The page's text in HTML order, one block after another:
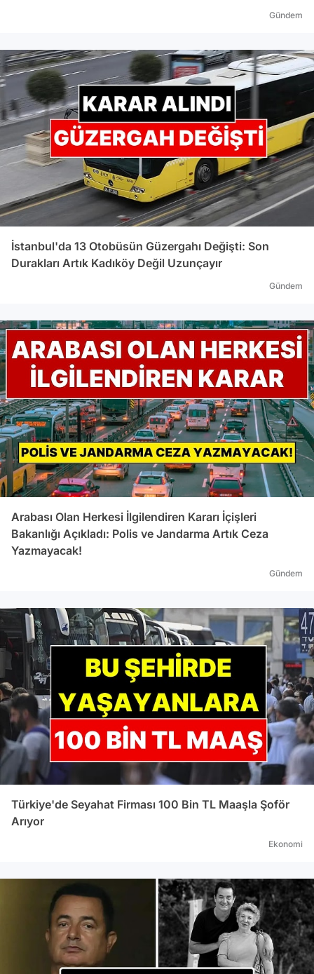
Gündem
İstanbul'da 13 Otobüsün Güzergahı Değişti: Son
Durakları Artık Kadıköy Değil Uzunçayır
Gündem
Arabası Olan Herkesi İlgilendiren Kararı İçişleri
Bakanlığı Açıkladı: Polis ve Jandarma Artık Ceza
Yazmayacak!
Gündem
Türkiye'de Seyahat Firması 100 Bin TL Maaşla Şoför
Arıyor
Ekonomi